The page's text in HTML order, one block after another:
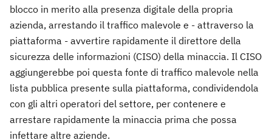
blocco in merito alla presenza digitale della propria
azienda, arrestando il traffico malevole e - attraverso la
piattaforma - avvertire rapidamente il direttore della
sicurezza delle informazioni (CISO) della minaccia. Il CISO
aggiungerebbe poi questa fonte di traffico malevole nella
lista pubblica presente sulla piattaforma, condividendola
con gli altri operatori del settore, per contenere e
arrestare rapidamente la minaccia prima che possa
infettare altre aziende.